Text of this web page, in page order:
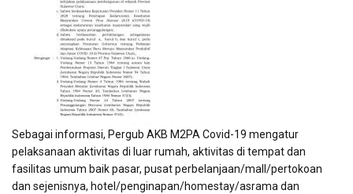
Sebagai informasi, Pergub AKB M2PA Covid-19 mengatur
pelaksanaan aktivitas di luar rumah, aktivitas di tempat dan
fasilitas umum baik pasar, pusat perbelanjaan/mall/pertokoan
dan sejenisnya, hotel/penginapan/homestay/asrama dan